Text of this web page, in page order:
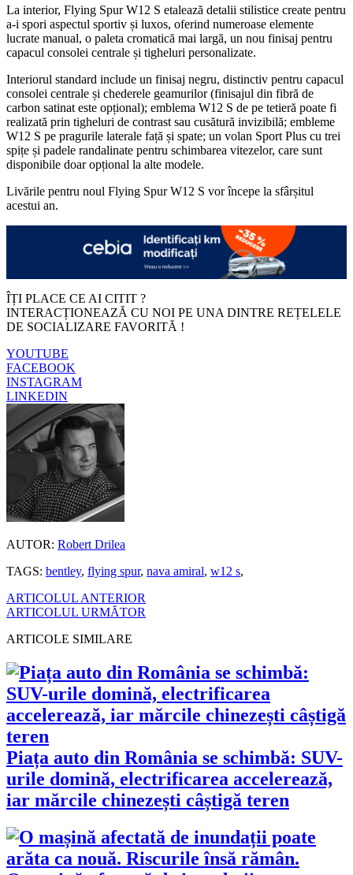
La interior, Flying Spur W12 S etalează detalii stilistice create pentru
a-i spori aspectul sportiv și luxos, oferind numeroase elemente
lucrate manual, o paleta cromatică mai largă, un nou finisaj pentru
capacul consolei centrale și tigheluri personalizate.
Interiorul standard include un finisaj negru, distinctiv pentru capacul
consolei centrale și chederele geamurilor (finisajul din fibră de
carbon satinat este opțional); emblema W12 S de pe tetieră poate fi
realizată prin tigheluri de contrast sau cusătură invizibilă; embleme
W12 S pe pragurile laterale față și spate; un volan Sport Plus cu trei
spițe și padele randalinate pentru schimbarea vitezelor, care sunt
disponibile doar opțional la alte modele.
Livările pentru noul Flying Spur W12 S vor începe la sfârșitul
acestui an.
ÎȚI PLACE CE AI CITIT ?
INTERACȚIONEAZĂ CU NOI PE UNA DINTRE REȚELELE
DE SOCIALIZARE FAVORITĂ !
YOUTUBE
FACEBOOK
INSTAGRAM
LINKEDIN
AUTOR: Robert Drilea
TAGS: bentley, flying spur, nava amiral, w12 s,
ARTICOLUL ANTERIOR
ARTICOLUL URMĂTOR
ARTICOLE SIMILARE
Piața auto din România se schimbă: SUV-
urile domină, electrificarea accelerează,
iar mărcile chinezești câștigă teren